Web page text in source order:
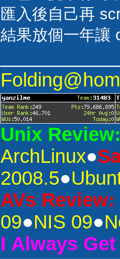
匯入後自己再
結果放個一年讓
Unix
ArchLinux●
2008.5●
AVs Review:
09●NIS 09●
I Always